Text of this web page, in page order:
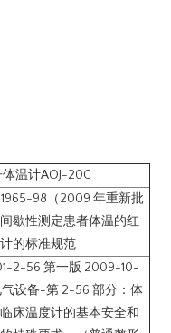
温计AOJ-20C
98（2009 年重新批
歇性测定患者体温的红
的标准规范
2-56 第一版 2009-10-
气设备-第 2-56 部分：体
床温度计的基本安全和